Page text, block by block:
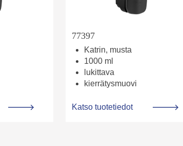
77397
Katrin, musta
1000 ml
lukittava
kierrätysmuovi
Katso tuotetiedot